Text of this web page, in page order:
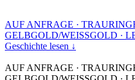
AUF ANFRAGE ·
GELBGOLD/WEISSGOLD ·
Geschichte lesen ↓
AUF ANFRAGE ·